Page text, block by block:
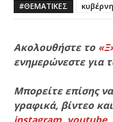
#ΘΕΜΑΤΙΚΈΣ
Ακολουθήστε το
ενημερώνεστε για
Μπορείτε επίσης
γραφικά, βίντεο